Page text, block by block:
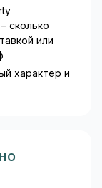
сколько
или
характер и